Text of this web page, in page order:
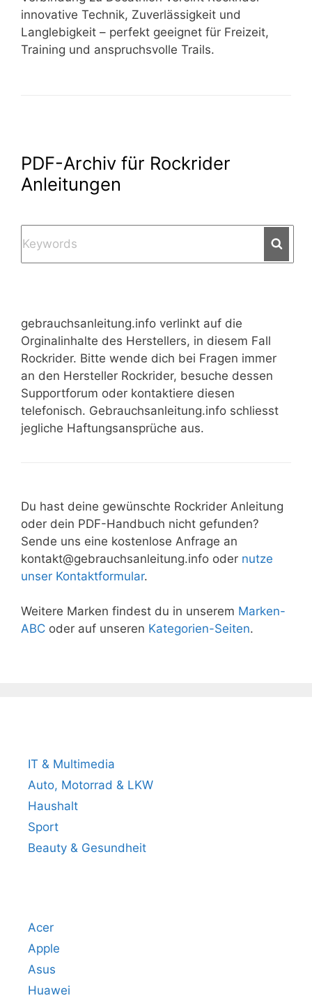
innovative Technik, Zuverlässigkeit und
Langlebigkeit – perfekt geeignet für Freizeit,
Training und anspruchsvolle Trails.
PDF-Archiv für Rockrider
Anleitungen
gebrauchsanleitung.info verlinkt auf die
Orginalinhalte des Herstellers, in diesem Fall
Rockrider. Bitte wende dich bei Fragen immer
an den Hersteller Rockrider, besuche dessen
Supportforum oder kontaktiere diesen
telefonisch. Gebrauchsanleitung.info schliesst
jegliche Haftungsansprüche aus.
Du hast deine gewünschte Rockrider Anleitung
oder dein PDF-Handbuch nicht gefunden?
Sende uns eine kostenlose Anfrage an
kontakt@gebrauchsanleitung.info oder nutze
unser Kontaktformular.
Weitere Marken findest du in unserem Marken-
ABC oder auf unseren Kategorien-Seiten.
IT & Multimedia
Auto, Motorrad & LKW
Haushalt
Sport
Beauty & Gesundheit
Acer
Apple
Asus
Huawei